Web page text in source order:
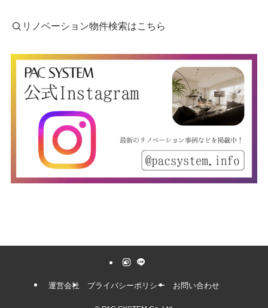
リノベーション物件検索はこちら
運営会社 プライバシーポリシー お問い合わせ